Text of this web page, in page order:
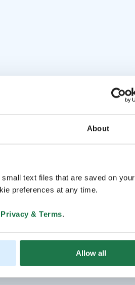
About
text files that are saved on your
preferences at any time.
& Terms.
Allow all